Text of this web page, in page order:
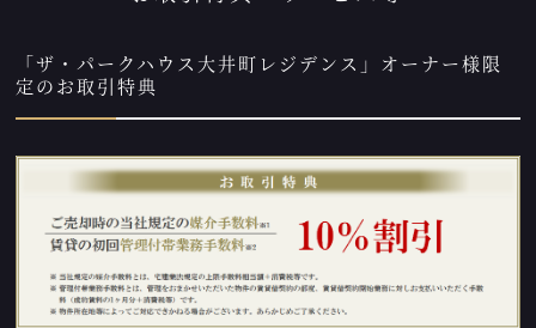
「ザ・パークハウス大井町レジデンス」オーナー様限
定のお取引特典